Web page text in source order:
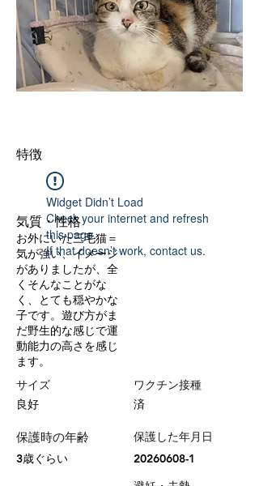
特徴
Widget Didn’t Load
Check your internet and refresh
this page.
If that doesn’t work, contact us.
気質・性格
お外にいた三毛猫＝
気が強い、イメージ
がありましたが、全
くそんなことがな
く、とても穏やかな
子です。遊び方がま
だ野生的な感じで運
動能力の高さを感じ
ます。
サイズ
良好
保護時の年齢
3歳ぐらい
ワクチン接種
済
保護した年月日
20260608-1